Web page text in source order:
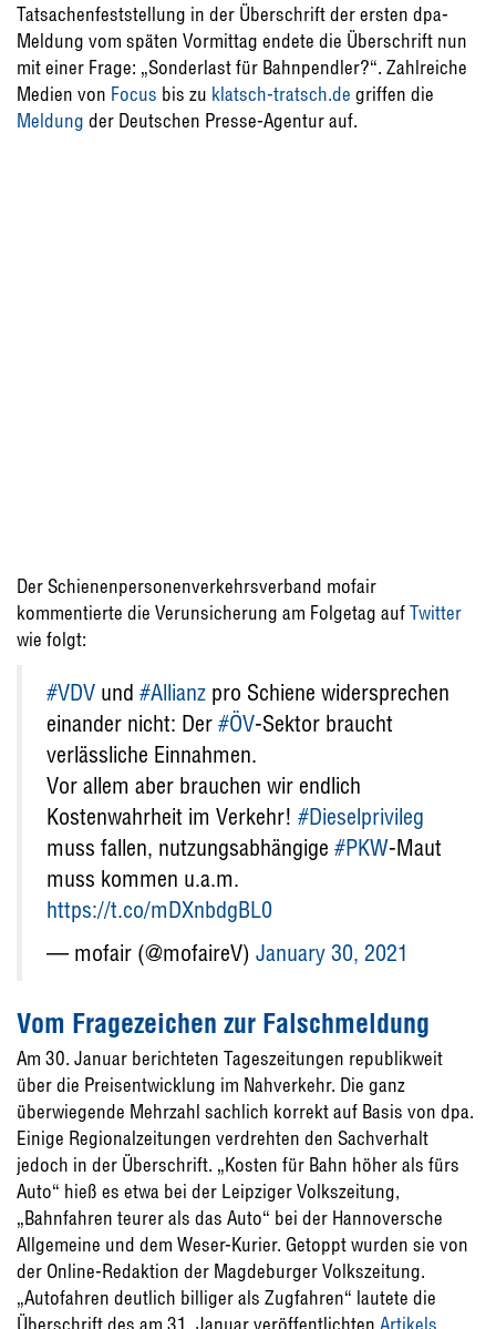
Tatsachenfeststellung in der Überschrift der ersten dpa-
Meldung vom späten Vormittag endete die Überschrift nun
mit einer Frage: „Sonderlast für Bahnpendler?“. Zahlreiche
Medien von Focus bis zu klatsch-tratsch.de griffen die
Meldung der Deutschen Presse-Agentur auf.
Der Schienenpersonenverkehrsverband mofair
kommentierte die Verunsicherung am Folgetag aufTwitter
wie folgt:
#VDV und #Allianz pro Schiene widersprechen
einander nicht: Der #ÖV-Sektor braucht
verlässliche Einnahmen.
Vor allem aber brauchen wir endlich
Kostenwahrheit im Verkehr! #Dieselprivileg
muss fallen, nutzungsabhängige #PKW-Maut
muss kommen u.a.m.
https://t.co/mDXnbdgBL0
— mofair (@mofaireV) January 30, 2021
Vom Fragezeichen zur Falschmeldung
Am 30. Januar berichteten Tageszeitungen republikweit
über die Preisentwicklung im Nahverkehr. Die ganz
überwiegende Mehrzahl sachlich korrekt auf Basis von dpa.
Einige Regionalzeitungen verdrehten den Sachverhalt
jedoch in der Überschrift. „Kosten für Bahn höher als fürs
Auto“ hieß es etwa bei der Leipziger Volkszeitung,
„Bahnfahren teurer als das Auto“ bei der Hannoversche
Allgemeine und dem Weser-Kurier. Getoppt wurden sie von
der Online-Redaktion der Magdeburger Volkszeitung.
„Autofahren deutlich billiger als Zugfahren“ lautete die
Überschrift des am 31. Januar veröffentlichten Artikels